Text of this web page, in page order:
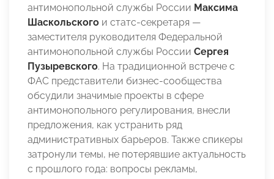
антимонопольной службы России Максима
Шаскольского и статс-секретаря —
заместителя руководителя Федеральной
антимонопольной службы России Сергея
Пузыревского. На традиционной встрече с
ФАС представители бизнес-сообщества
обсудили значимые проекты в сфере
антимонопольного регулирования, внесли
предложения, как устранить ряд
административных барьеров. Также спикеры
затронули темы, не потерявшие актуальность
с прошлого года: вопросы рекламы,